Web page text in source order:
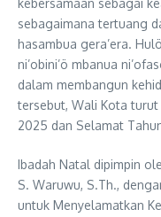
kebersamaan sebagai
sebagaimana tertuang
hasambua gera’era.
ni’obini’ö mbanua
dalam membangun
tersebut, Wali Kota
2025 dan Selamat
Ibadah Natal dipimpin
S. Waruwu, S.Th.,
untuk Menyelamatkan